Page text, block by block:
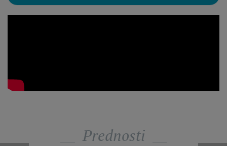
Prednosti